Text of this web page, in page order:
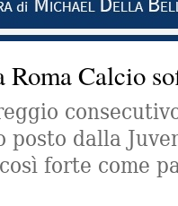
Calcio
posto dalla
forte come